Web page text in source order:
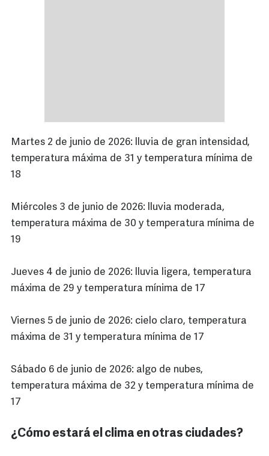
Martes 2 de junio de 2026: lluvia de gran intensidad,
temperatura máxima de 31 y temperatura mínima de
18
Miércoles 3 de junio de 2026: lluvia moderada,
temperatura máxima de 30 y temperatura mínima de
19
Jueves 4 de junio de 2026: lluvia ligera, temperatura
máxima de 29 y temperatura mínima de 17
Viernes 5 de junio de 2026: cielo claro, temperatura
máxima de 31 y temperatura mínima de 17
Sábado 6 de junio de 2026: algo de nubes,
temperatura máxima de 32 y temperatura mínima de
17
¿Cómo estará el clima en otras ciudades?